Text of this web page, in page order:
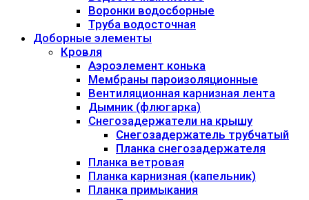
Воронки водосборные
Труба водосточная
Доборные элементы
Кровля
Аэроэлемент конька
Мембраны пароизоляционные
Вентиляционная карнизная лента
Дымник (флюгарка)
Снегозадержатели на крышу
Снегозадержатель трубчатый
Планка снегозадержателя
Планка ветровая
Планка карнизная (капельник)
Планка примыкания